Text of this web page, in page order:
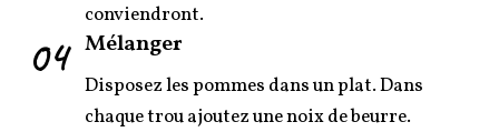
conviendront.
04 Mélanger
Disposez les pommes dans un plat. Dans
chaque trou ajoutez une noix de beurre.